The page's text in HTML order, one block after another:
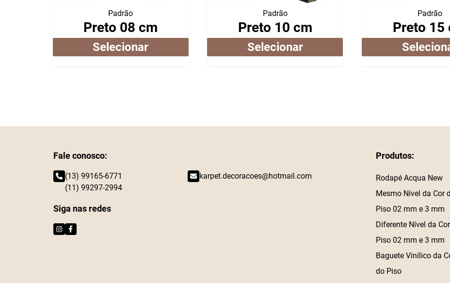
Padrão
Preto 08 cm
Selecionar
Padrão
Preto 10 cm
Selecionar
Padrão
Preto 15
Fale conosco:
(13) 99165-6771
(11) 99297-2994
karpet.decoracoes@hotmail.com
Siga nas redes
Produtos:
Rodapé Acqua New
Mesmo Nível da Cor
Piso 02 mm e 3 mm
Diferente Nível da
Piso 02 mm e 3 mm
Baguete Vinílico da
do Piso